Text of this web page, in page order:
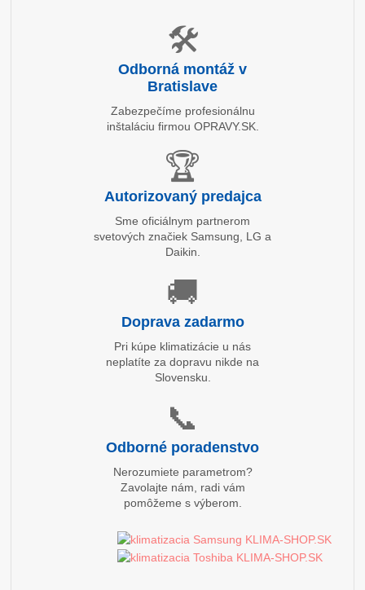
🛠️
Odborná montáž v
Bratislave
Zabezpečíme profesionálnu
inštaláciu firmou OPRAVY.SK.
🏆
Autorizovaný predajca
Sme oficiálnym partnerom
svetových značiek Samsung, LG a
Daikin.
🚚
Doprava zadarmo
Pri kúpe klimatizácie u nás
neplatíte za dopravu nikde na
Slovensku.
📞
Odborné poradenstvo
Nerozumiete parametrom?
Zavolajte nám, radi vám
pomôžeme s výberom.